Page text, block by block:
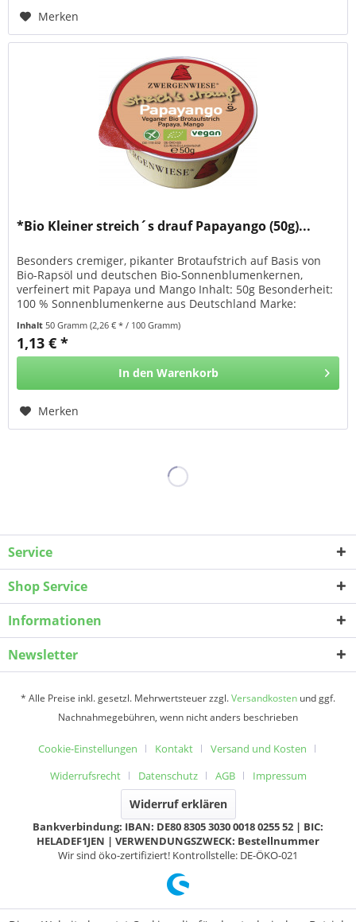
Merken
*Bio Kleiner streich´s drauf Papayango (50g)...
Besonders cremiger, pikanter Brotaufstrich auf Basis von
Bio-Rapsöl und deutschen Bio-Sonnenblumenkernen,
verfeinert mit Papaya und Mango Inhalt: 50g Besonderheit:
100 % Sonnenblumenkerne aus Deutschland Marke:
Inhalt50 Gramm(2,26 € * / 100 Gramm)
1,13 € *
In den Warenkorb
Merken
Service
Shop Service
Informationen
Newsletter
* Alle Preise inkl. gesetzl. Mehrwertsteuer zzgl.Versandkosten und ggf.
Nachnahmegebühren, wenn nicht anders beschrieben
Cookie-Einstellungen Kontakt
Versand und Kosten
Widerrufsrecht
Datenschutz AGB Impressum
Widerruf erklären
Bankverbindung: IBAN: DE80 8305 3030 0018 0255 52 | BIC:
HELADEF1JEN | VERWENDUNGSZWECK: Bestellnummer
Wir sind öko-zertifiziert! Kontrollstelle: DE-ÖKO-021